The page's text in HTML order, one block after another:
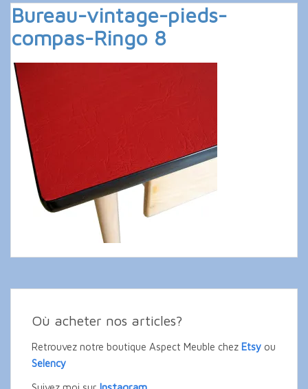
Bureau-vintage-pieds-
compas-Ringo 8
Où acheter nos articles?
Retrouvez notre boutique Aspect Meuble chez Etsy ou
Selency